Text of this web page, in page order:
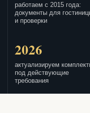
работаем с 2015 года:
документы для
и проверки
2026
актуализируем
под действующие
требования